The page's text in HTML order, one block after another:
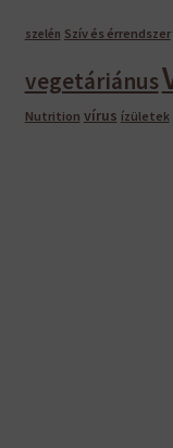
szelén Szív és érrendszer
vegetáriánus
Nutrition vírus ízületek